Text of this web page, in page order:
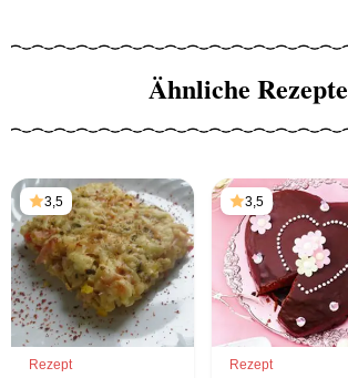
Ähnliche Rezepte
3,5
Rezept
3,5
Rezept